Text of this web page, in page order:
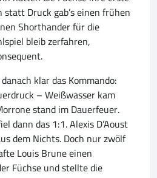
Druck gab’s einen frühen
Shorthander für die
bleib zerfahren,
klar das Kommando:
– Weißwasser kam
stand im Dauerfeuer.
dann das 1:1. Alexis D’Aoust
dem Nichts. Doch nur zwölf
Louis Brune einen
Füchse und stellte die